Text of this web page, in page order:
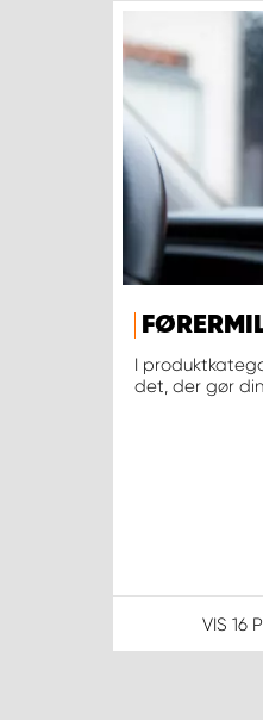
I
det, der gør
VIS 16